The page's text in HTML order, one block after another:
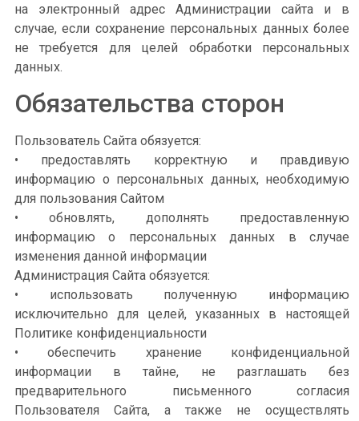
на электронный адрес Администрации сайта и в
случае, если сохранение персональных данных более
не требуется для целей обработки персональных
данных.
Обязательства сторон
Пользователь Сайта обязуется:
• предоставлять корректную и правдивую
информацию о персональных данных, необходимую
для пользования Сайтом
• обновлять, дополнять предоставленную
информацию о персональных данных в случае
изменения данной информации
Администрация Сайта обязуется:
• использовать полученную информацию
исключительно для целей, указанных в настоящей
Политике конфиденциальности
• обеспечить хранение конфиденциальной
информации в тайне, не разглашать без
предварительного письменного согласия
Пользователя Сайта, а также не осуществлять